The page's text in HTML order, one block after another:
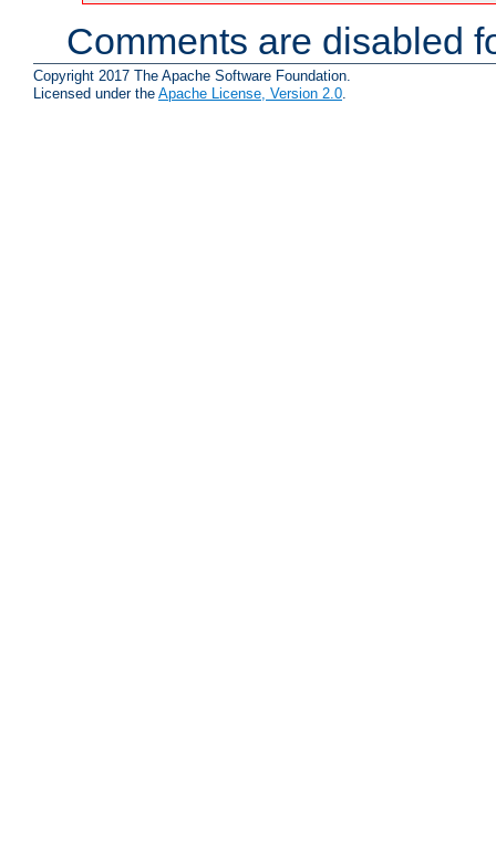
Comments are disabled
Copyright 2017 The Apache Software Foundation.
Licensed under the Apache License, Version 2.0